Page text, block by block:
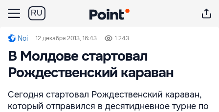
RU
Noi 12 декабря 2013, 16:43 1 243
В Молдове стартовал
Рождественский караван
Сегодня стартовал Рождественский караван,
который отправился в десятидневное турне по